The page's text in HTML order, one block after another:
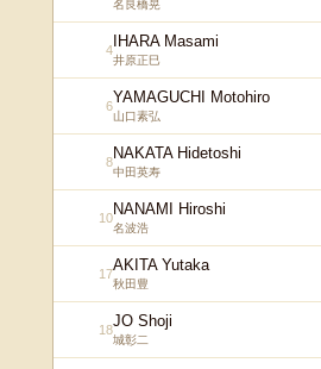
名良橋晃
4 IHARA Masami
井原正巳
6YAMAGUCHI Motohiro
山口素弘
8NAKATA Hidetoshi
中田英寿
10NANAMI Hiroshi
名波浩
17AKITA Yutaka
秋田豊
18JO Shoji
城彰二